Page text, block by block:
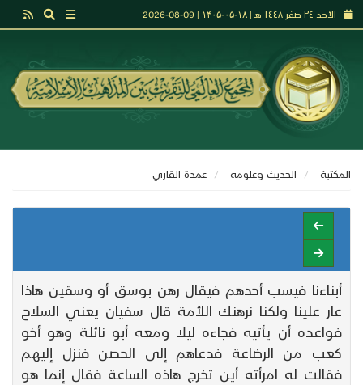
الأحد ٢٤ صفر ١٤٤٨ هـ | ۱۸-۰۵-۱۴۰۵ | 09-08-2026
المكتبة الحديث وعلومه عمدة القاري
أبناءنا فيسب أحدهم فيقال رهن بوسق أو وسقين هاذا
عار علينا ولكنا نرهنك اللأمة قال سفيان يعني السلاح
فواعده أن يأتيه فجاءه ليلا ومعه أبو نائلة وهو أخو
كعب من الرضاعة فدعاهم إلى الحصن فنزل إليهم
فقالت له امرأته أين تخرج هاذه الساعة فقال إنما هو